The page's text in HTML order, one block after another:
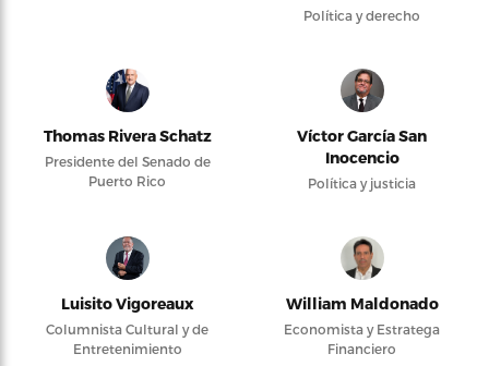
Política y derecho
Thomas Rivera Schatz
Presidente del Senado de
Puerto Rico
Víctor García San
Inocencio
Política y justicia
Luisito Vigoreaux
Columnista Cultural y de
Entretenimiento
William Maldonado
Economista y Estratega
Financiero